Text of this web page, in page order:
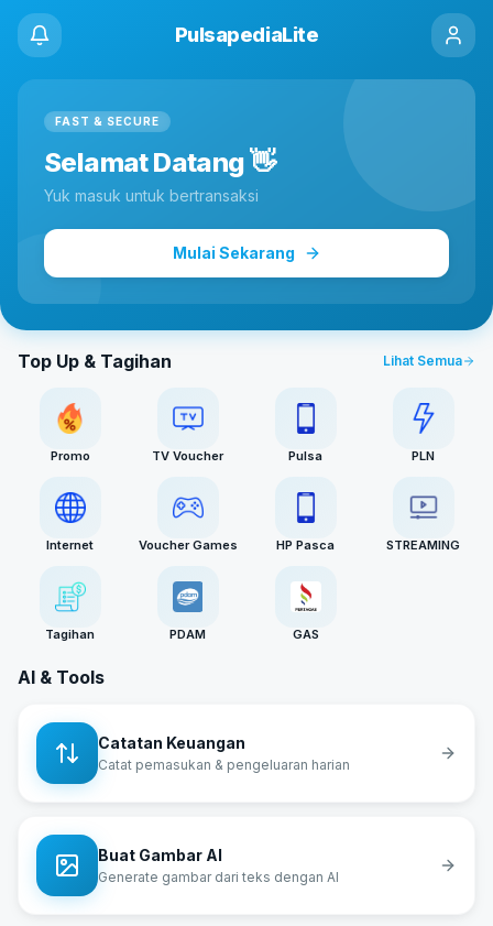
PulsapediaLite
FAST & SECURE
Selamat Datang 👋
Yuk masuk untuk bertransaksi
Mulai Sekarang
Top Up & Tagihan Lihat Semua
Promo TV Voucher Pulsa PLN
Internet Voucher Games HP Pasca STREAMING
Tagihan PDAM GAS
AI & Tools
Catatan Keuangan
Catat pemasukan & pengeluaran harian
Buat Gambar AI
Generate gambar dari teks dengan AI